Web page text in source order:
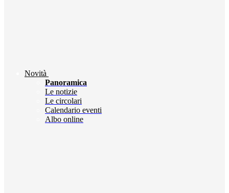
Novità
Panoramica
Le notizie
Le circolari
Calendario eventi
Albo online